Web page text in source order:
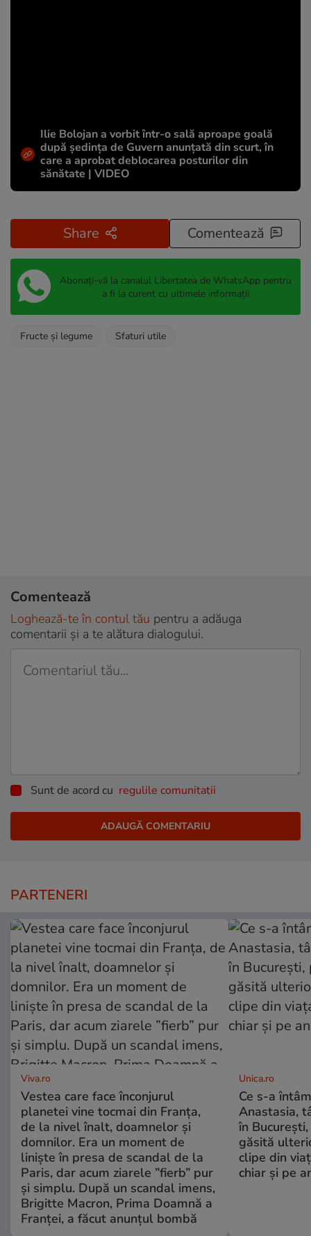
Ilie Bolojan a vorbit într-o sală aproape goală
după ședința de Guvern anunțată din scurt, în
care a aprobat deblocarea posturilor din
sănătate | VIDEO
Share Comentează
Abonați-vă la canalul Libertatea de WhatsApp pentru
a fi la curent cu ultimele informații
Fructe și legume Sfaturi utile
Comentează
Loghează-te în contul tău pentru a adăuga
comentarii și a te alătura dialogului.
Sunt de acord cu regulile comunitatii
PARTENERI
Viva.ro
Vestea care face înconjurul
planetei vine tocmai din Franța,
de la nivel înalt, doamnelor și
domnilor. Era un moment de
liniște în presa de scandal de la
Paris, dar acum ziarele ”fierb” pur
și simplu. După un scandal imens,
Brigitte Macron, Prima Doamnă a
Franței, a făcut anunțul bombă
Unica.ro
Ce s-a
Anastasia,
în
găsită
clipe din
chiar și pe